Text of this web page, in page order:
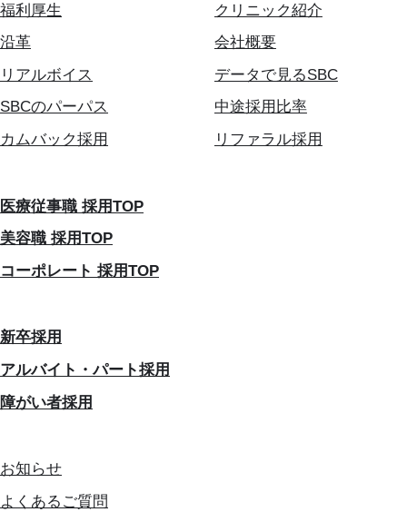
福利厚生
クリニック紹介
沿革
会社概要
リアルボイス
データで見るSBC
SBCのパーパス
中途採用比率
カムバック採用
リファラル採用
医療従事職 採用TOP
美容職 採用TOP
コーポレート 採用TOP
新卒採用
アルバイト・パート採用
障がい者採用
お知らせ
よくあるご質問